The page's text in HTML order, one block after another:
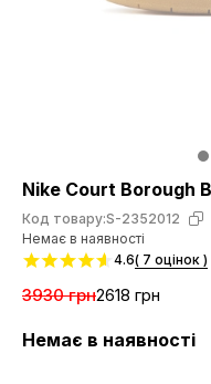
Nike Court Borough
Код товару:S-2352012
Немає в наявності
4.6( 7 оцінок )
3930 грн2618 грн
Немає в наявності